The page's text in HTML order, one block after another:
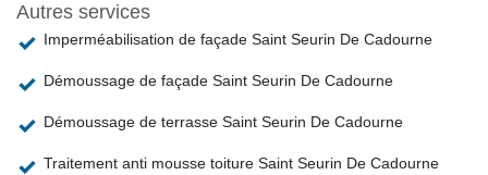
Autres services
Imperméabilisation de façade Saint Seurin De Cadourne
Démoussage de façade Saint Seurin De Cadourne
Démoussage de terrasse Saint Seurin De Cadourne
Traitement anti mousse toiture Saint Seurin De Cadourne